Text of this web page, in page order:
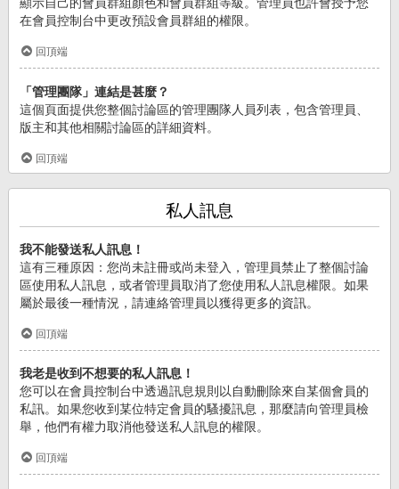
顯示自己的會員群組顏色和會員群組等級。管理員也許會授予您
在會員控制台中更改預設會員群組的權限。
回頂端
「管理團隊」連結是甚麼？
這個頁面提供您整個討論區的管理團隊人員列表，包含管理員、
版主和其他相關討論區的詳細資料。
回頂端
私人訊息
我不能發送私人訊息！
這有三種原因：您尚未註冊或尚未登入，管理員禁止了整個討論
區使用私人訊息，或者管理員取消了您使用私人訊息權限。如果
屬於最後一種情況，請連絡管理員以獲得更多的資訊。
回頂端
我老是收到不想要的私人訊息！
您可以在會員控制台中透過訊息規則以自動刪除來自某個會員的
私訊。如果您收到某位特定會員的騷擾訊息，那麼請向管理員檢
舉，他們有權力取消他發送私人訊息的權限。
回頂端